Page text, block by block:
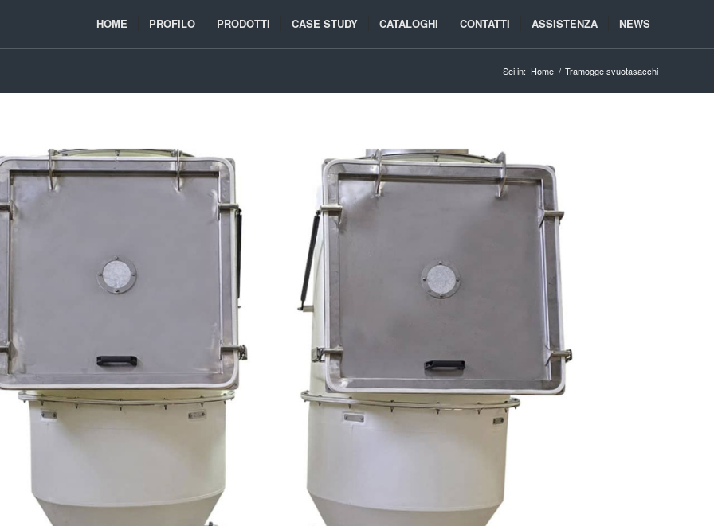
HOME PROFILO PRODOTTI CASE STUDY CATALOGHI CONTATTI ASSISTENZA NEWS
Sei in: Home / Tramogge svuotasacchi